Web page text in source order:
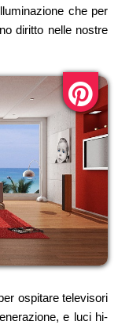
che per
diritto nelle nostre
ospitare televisori
e luci hi-